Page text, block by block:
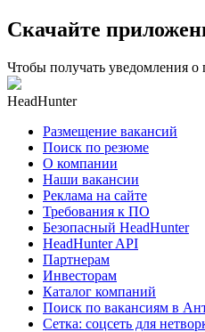
Скачайте
Чтобы получать уведомления
HeadHunter
Размещение вакансий
Поиск по резюме
О компании
Наши вакансии
Реклама на сайте
Требования к ПО
Безопасный HeadHunter
HeadHunter API
Партнерам
Инвесторам
Каталог компаний
Поиск по вакансиям в
Сетка: соцсеть для